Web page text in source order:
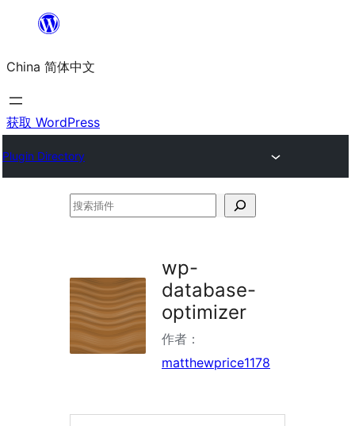
内
容
China 简体中文
获取 WordPress
Plugin Directory
搜
件
wp-
database-
optimizer
作者：
matthewprice1178